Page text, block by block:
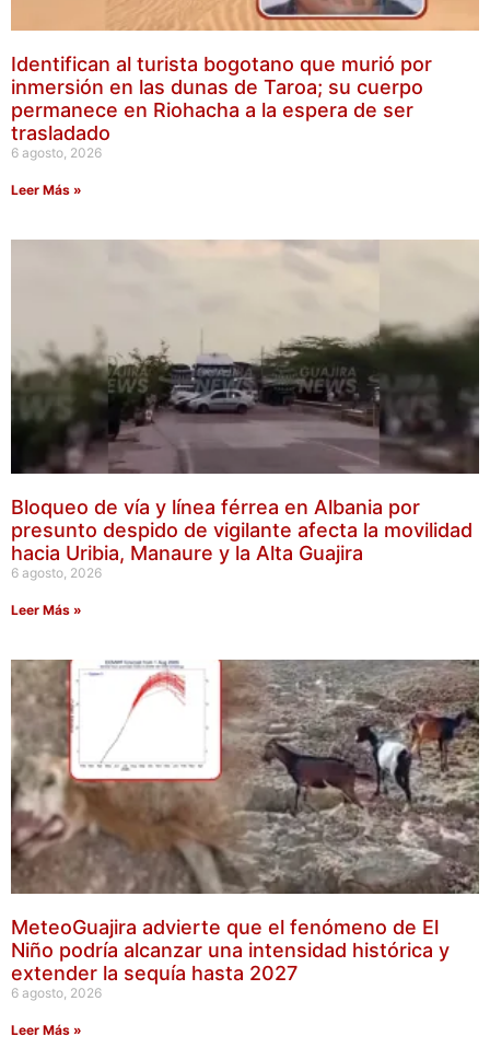
Identifican al turista bogotano que murió por
inmersión en las dunas de Taroa; su cuerpo
permanece en Riohacha a la espera de ser
trasladado
6 agosto, 2026
Leer Más »
Bloqueo de vía y línea férrea en Albania por
presunto despido de vigilante afecta la movilidad
hacia Uribia, Manaure y la Alta Guajira
6 agosto, 2026
Leer Más »
MeteoGuajira advierte que el fenómeno de El
Niño podría alcanzar una intensidad histórica y
extender la sequía hasta 2027
6 agosto, 2026
Leer Más »